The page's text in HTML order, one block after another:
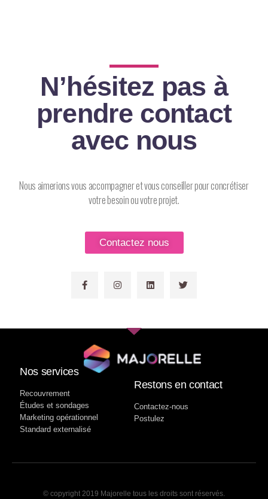
N’hésitez pas à
prendre contact
avec nous
Nous aimerions vous accompagner et vous conseiller pour concrétiser
votre besoin ou votre projet.
Contactez nous
Nos services
Recouvrement
Études et sondages
Marketing opérationnel
Standard externalisé
Restons en contact
Contactez-nous
Postulez
© copyright 2019 Majorelle tous les droits sont réservés.